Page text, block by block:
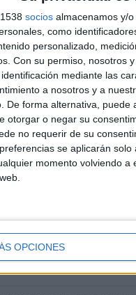
socios almacenamos y/
como
personalizado,
Con su permiso, nosotros
mediante las
a nosotros y a
De forma alternativa,
otorgar o negar su
no requerir de su
se aplicarán
momento volviendo
OPCIONES
RANKING POR
Ver ranking